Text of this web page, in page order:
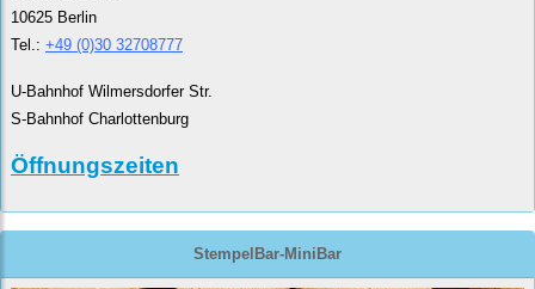
10625 Berlin
Tel.: +49 (0)30 32708777
U-Bahnhof Wilmersdorfer Str.
S-Bahnhof Charlottenburg
Öffnungszeiten
StempelBar-MiniBar